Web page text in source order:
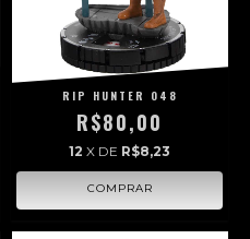
RIP HUNTER 048
R$80,00
12 X DE R$8,23